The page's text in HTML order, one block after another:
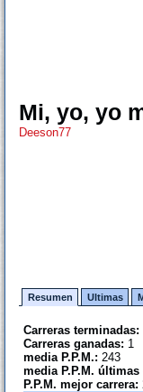
Mi, yo, yo
Deeson77
Resumen Ultimas
Carreras terminadas:
Carreras ganadas: 1
media P.P.M.: 243
media P.P.M. últimas
P.P.M. mejor carrera: